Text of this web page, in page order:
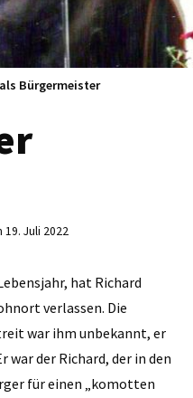
Bürgermeister
19. Juli 2022
hat Richard
verlassen. Die
war ihm unbekannt, er
war der Richard, der in den
für einen „komotten